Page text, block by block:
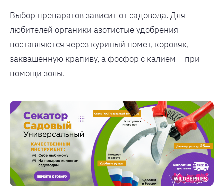
Выбор препаратов зависит от садовода. Для
любителей органики азотистые удобрения
поставляются через куриный помет, коровяк,
заквашенную крапиву, а фосфор с калием – при
помощи золы.